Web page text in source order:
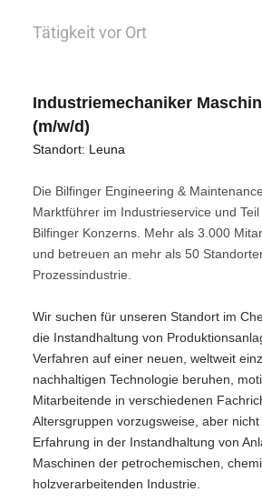
Tätigkeit vor Ort
Industriemechaniker
(m/w/d)
Standort: Leuna
Die Bilfinger Engineering &
Marktführer im Industrieservice und
Bilfinger Konzerns. Mehr als 3.000
und betreuen an mehr als 50
Prozessindustrie.
Wir suchen für unseren Standort im
die Instandhaltung von
Verfahren auf einer neuen, weltweit
nachhaltigen Technologie beruhen,
Mitarbeitende in verschiedenen
Altersgruppen vorzugsweise, aber
Erfahrung in der Instandhaltung von
Maschinen der petrochemischen,
holzverarbeitenden Industrie.